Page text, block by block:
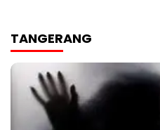
TANGERANG